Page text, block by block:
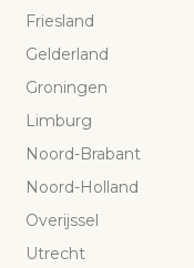
Friesland
Gelderland
Groningen
Limburg
Noord-Brabant
Noord-Holland
Overijssel
Utrecht